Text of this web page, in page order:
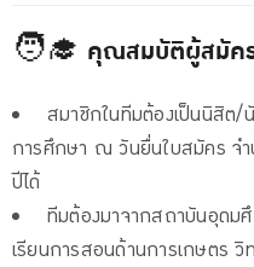
🧑‍🎓 คุณสมบัติผู้สมัค
สมาชิกในทีมต้องเป็นนิสิต/
การศึกษา ณ วันยื่นใบสมัคร จำ
ปีได้
ทีมต้องมาจากสถาบันอุด
เรียนการสอนด้านการเกษตร